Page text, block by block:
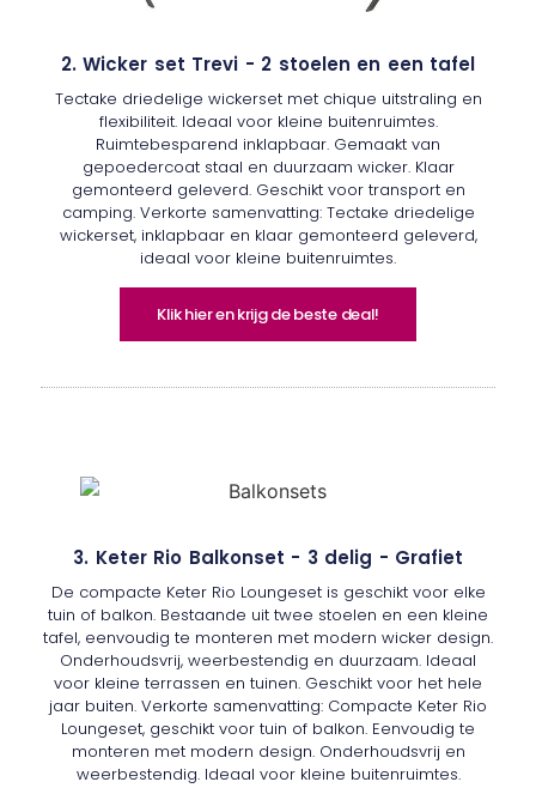
2. Wicker set Trevi - 2 stoelen en een tafel
Tectake driedelige wickerset met chique uitstraling en
flexibiliteit. Ideaal voor kleine buitenruimtes.
Ruimtebesparend inklapbaar. Gemaakt van
gepoedercoat staal en duurzaam wicker. Klaar
gemonteerd geleverd. Geschikt voor transport en
camping. Verkorte samenvatting: Tectake driedelige
wickerset, inklapbaar en klaar gemonteerd geleverd,
ideaal voor kleine buitenruimtes.
Klik hier en krijg de beste deal!
3. Keter Rio Balkonset - 3 delig - Grafiet
De compacte Keter Rio Loungeset is geschikt voor elke
tuin of balkon. Bestaande uit twee stoelen en een kleine
tafel, eenvoudig te monteren met modern wicker design.
Onderhoudsvrij, weerbestendig en duurzaam. Ideaal
voor kleine terrassen en tuinen. Geschikt voor het hele
jaar buiten. Verkorte samenvatting: Compacte Keter Rio
Loungeset, geschikt voor tuin of balkon. Eenvoudig te
monteren met modern design. Onderhoudsvrij en
weerbestendig. Ideaal voor kleine buitenruimtes.